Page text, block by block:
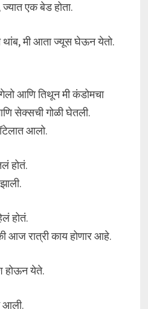
एक बेड होता.
थांब, मी आता ज्यूस घेऊन येतो.
आणि तिथून मी कंडोमचा
सेक्सची गोळी घेतली.
आलो.
होतं.
होतं.
आज रात्री काय होणार आहे.
होऊन येते.
आली.